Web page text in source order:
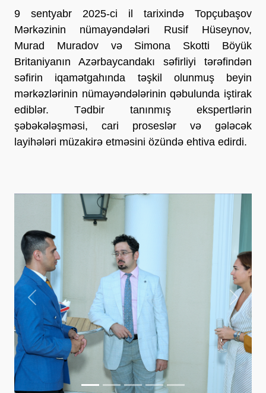
9 sentyabr 2025-ci il tarixində Topçubaşov
Mərkəzinin nümayəndələri Rusif Hüseynov,
Murad Muradov və Simona Skotti Böyük
Britaniyanın Azərbaycandakı səfirliyi tərəfindən
səfirin iqamətgahında təşkil olunmuş beyin
mərkəzlərinin nümayəndələrinin qəbulunda iştirak
ediblər. Tədbir tanınmış ekspertlərin
şəbəkələşməsi, cari proseslər və gələcək
layihələri müzakirə etməsini özündə ehtiva edirdi.
Previous Next